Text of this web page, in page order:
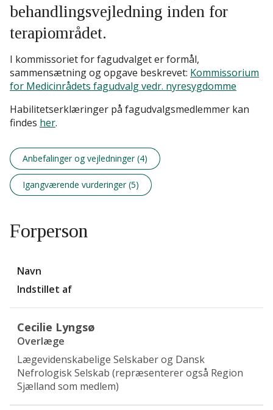
behandlingsvejledning inden for
terapiområdet.
I kommissoriet for fagudvalget er formål,
sammensætning og opgave beskrevet: Kommissorium
for Medicinrådets fagudvalg vedr. nyresygdomme
Habilitetserklæringer på fagudvalgsmedlemmer kan
findes her.
Anbefalinger og vejledninger (4)
Igangværende vurderinger (5)
Forperson
Navn
Indstillet af
Cecilie Lyngsø
Overlæge
Lægevidenskabelige Selskaber og Dansk
Nefrologisk Selskab (repræsenterer også Region
Sjælland som medlem)